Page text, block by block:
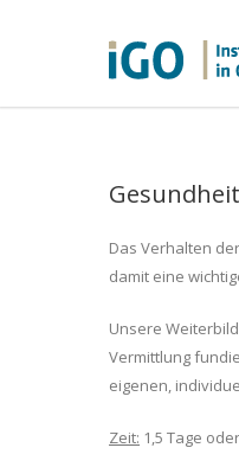
Das Verhalten
damit eine
Unsere
Vermittlung
eigenen,
Zeit: 1,5 Tage